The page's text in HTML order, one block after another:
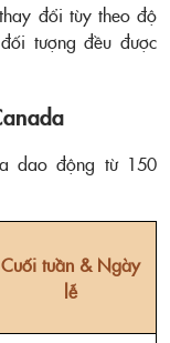
đổi tùy theo độ
tượng đều được
dao động từ 150
Cuối tuần & Ngày
lễ